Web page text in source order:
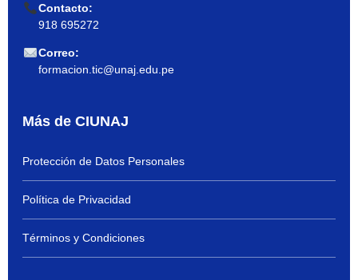
Contacto:
918 695272
Correo:
formacion.tic@unaj.edu.pe
Más de CIUNAJ
Protección de Datos Personales
Política de Privacidad
Términos y Condiciones